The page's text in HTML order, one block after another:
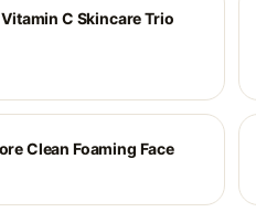
C Skincare Trio
Clean Foaming Face